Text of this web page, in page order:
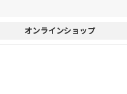
オンラインショップ